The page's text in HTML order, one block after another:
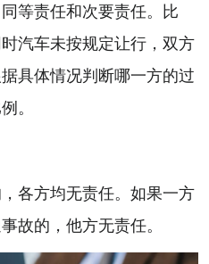
等责任和次要责任。比
汽车未按规定让行，双方
具体情况判断哪一方的过
。
各方均无责任。如果一方
故的，他方无责任。